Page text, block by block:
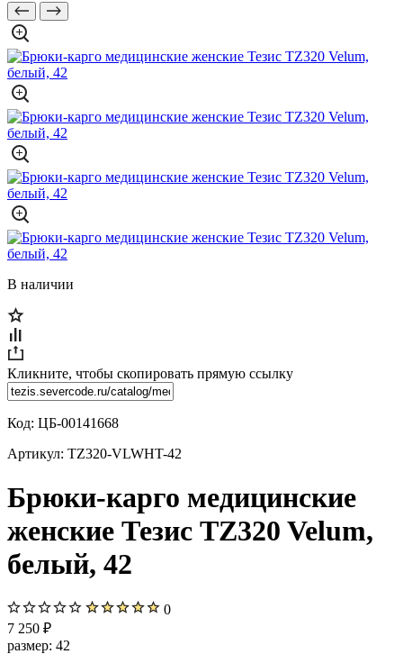
В наличии
Кликните, чтобы скопировать прямую ссылку
Код: ЦБ-00141668
Артикул: TZ320-VLWHT-42
Брюки-карго медицинские
женские Тезис TZ320 Velum,
белый, 42
0
7 250 ₽
размер: 42